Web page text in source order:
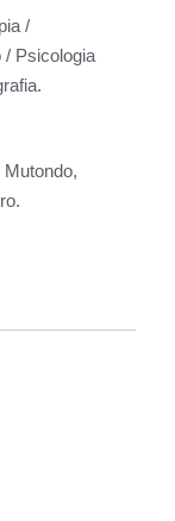
/
/ Psicologia
Mutondo,